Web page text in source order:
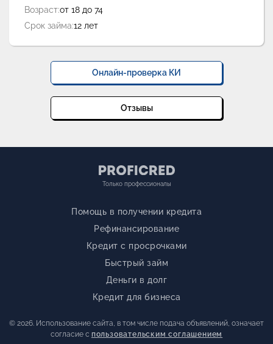
Возраст:от 18 до 74
Срок займа:12 лет
Онлайн-проверка КИ
Отзывы
Только профессионалы
Помощь в получении кредита
Рефинансирование
Кредит с просрочками
Быстрый займ
Деньги в долг
Кредит для бизнеса
© 2026. Использование сайта, в том числе подача объявлений, означает
согласие с пользовательским соглашением